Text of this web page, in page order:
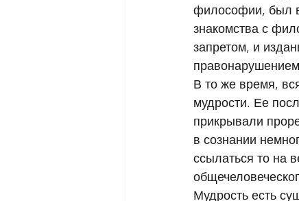
философии, был
знакомства с
запретом, и
В то же время,
мудрости. Ее
прикрывали
в сознании
ссылаться то на
Мудрость есть